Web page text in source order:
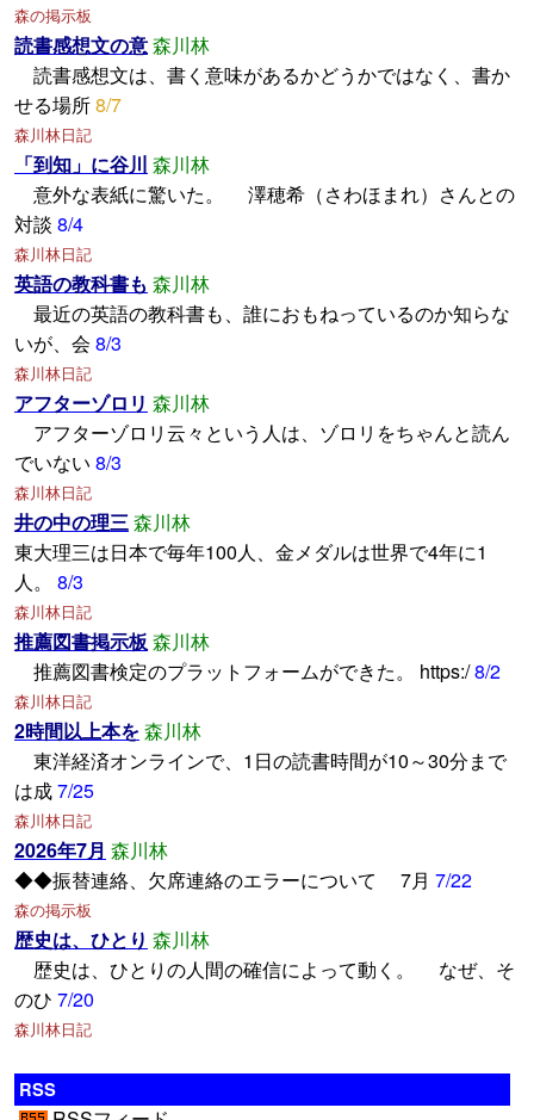
森の掲示板
読書感想文の意森川林
読書感想文は、書く意味があるかどうかではなく、書か
せる場所8/7
森川林日記
「到知」に谷川 森川林
意外な表紙に驚いた。 澤穂希（さわほまれ）さんとの
対談 8/4
森川林日記
英語の教科書も 森川林
最近の英語の教科書も、誰におもねっているのか知らな
いが、会 8/3
森川林日記
アフターゾロリ 森川林
アフターゾロリ云々という人は、ゾロリをちゃんと読ん
でいない 8/3
森川林日記
井の中の理三森川林
東大理三は日本で毎年100人、金メダルは世界で4年に1
人。 8/3
森川林日記
推薦図書掲示板森川林
推薦図書検定のプラットフォームができた。 https:/8/2
森川林日記
2時間以上本を森川林
東洋経済オンラインで、1日の読書時間が10～30分まで
は成7/25
森川林日記
2026年7月 森川林
◆◆振替連絡、欠席連絡のエラーについて 7月 7/22
森の掲示板
歴史は、ひとり 森川林
歴史は、ひとりの人間の確信によって動く。 なぜ、そ
のひ 7/20
森川林日記
RSS